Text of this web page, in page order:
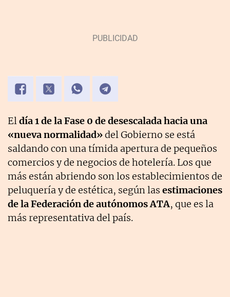
Eldía 1 de la Fase 0 de desescalada hacia una
«nueva normalidad»del Gobierno se está
saldando con una tímida apertura de pequeños
comercios y de negocios de hotelería. Los que
más están abriendo son los establecimientos de
peluquería y de estética, según las estimaciones
de la Federación de autónomos ATA, que es la
más representativa del país.